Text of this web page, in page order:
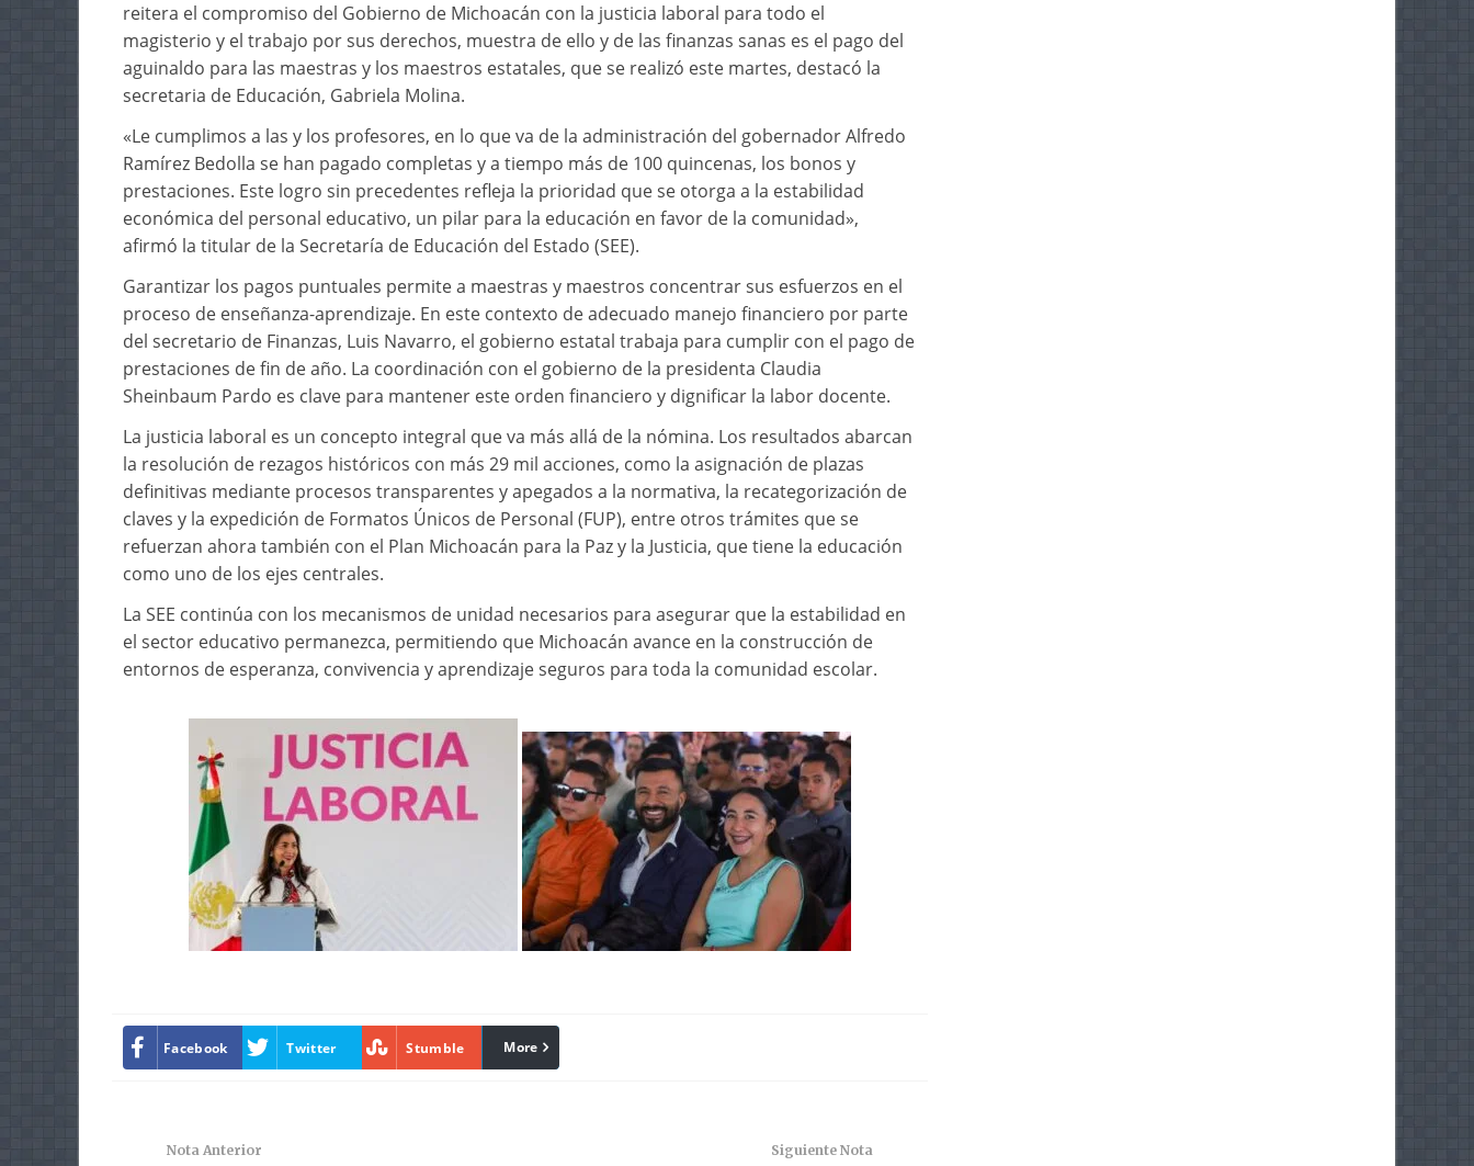
reitera el compromiso del Gobierno de Michoacán con la justicia laboral para todo el
magisterio y el trabajo por sus derechos, muestra de ello y de las finanzas sanas es el pago del
aguinaldo para las maestras y los maestros estatales, que se realizó este martes, destacó la
secretaria de Educación, Gabriela Molina.
«Le cumplimos a las y los profesores, en lo que va de la administración del gobernador Alfredo
Ramírez Bedolla se han pagado completas y a tiempo más de 100 quincenas, los bonos y
prestaciones. Este logro sin precedentes refleja la prioridad que se otorga a la estabilidad
económica del personal educativo, un pilar para la educación en favor de la comunidad»,
afirmó la titular de la Secretaría de Educación del Estado (SEE).
Garantizar los pagos puntuales permite a maestras y maestros concentrar sus esfuerzos en el
proceso de enseñanza-aprendizaje. En este contexto de adecuado manejo financiero por parte
del secretario de Finanzas, Luis Navarro, el gobierno estatal trabaja para cumplir con el pago de
prestaciones de fin de año. La coordinación con el gobierno de la presidenta Claudia
Sheinbaum Pardo es clave para mantener este orden financiero y dignificar la labor docente.
La justicia laboral es un concepto integral que va más allá de la nómina. Los resultados abarcan
la resolución de rezagos históricos con más 29 mil acciones, como la asignación de plazas
definitivas mediante procesos transparentes y apegados a la normativa, la recategorización de
claves y la expedición de Formatos Únicos de Personal (FUP), entre otros trámites que se
refuerzan ahora también con el Plan Michoacán para la Paz y la Justicia, que tiene la educación
como uno de los ejes centrales.
La SEE continúa con los mecanismos de unidad necesarios para asegurar que la estabilidad en
el sector educativo permanezca, permitiendo que Michoacán avance en la construcción de
entornos de esperanza, convivencia y aprendizaje seguros para toda la comunidad escolar.
Facebook Twitter Stumble linkedin
More
Nota Anterior Siguiente Nota